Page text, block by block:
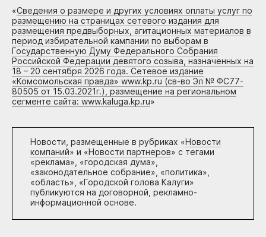
«Сведения о размере и других условиях оплаты услуг по
размещению на страницах сетевого издания для
размещения предвыборных, агитационных материалов в
период избирательной кампании по выборам в
Государственную Думу Федерального Собрания
Российской Федерации девятого созыва, назначенных на
18 – 20 сентября 2026 года. Сетевое издание
«Комсомольская правда» www.kp.ru (св-во Эл № ФС77-
80505 от 15.03.2021г.), размещение на региональном
сегменте сайта: www.kaluga.kp.ru»
Новости, размещенные в рубриках «Новости
компаний» и «Новости партнеров» с тегами
«реклама», «городская дума»,
«законодательное собрание», «политика»,
«область», «Городской голова Калуги»
публикуются на договорной, рекламно-
информационной основе.